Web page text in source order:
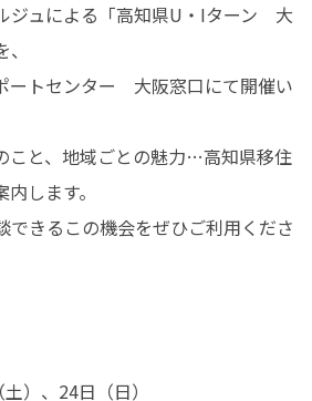
ジュによる「高知県U・Iターン　大
ートセンター　大阪窓口にて開催い
こと、地域ごとの魅力…高知県移住
します。
できるこの機会をぜひご利用くださ
）、24日（日）